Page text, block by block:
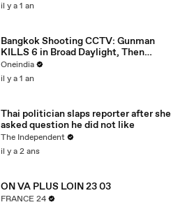
il y a 1 an
Bangkok Shooting CCTV: Gunman
KILLS 6 in Broad Daylight, Then
Shoots Himself|Cambodia Ties
Suspected
Oneindia
il y a 1 an
Thai politician slaps reporter after she
asked question he did not like
The Independent
il y a 2 ans
ON VA PLUS LOIN 23 03
FRANCE 24